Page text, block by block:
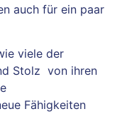
auch für ein paar
viele der
Stolz von ihren
Fähigkeiten